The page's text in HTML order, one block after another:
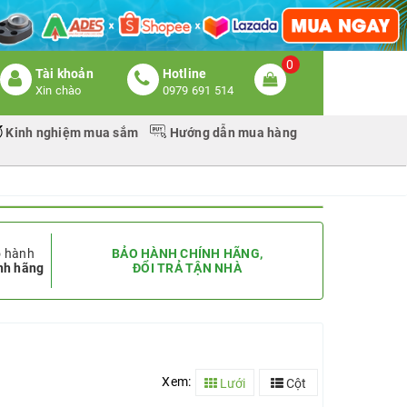
Tài khoản
Xin chào
Hotline
0979 691 514
0
Kinh nghiệm mua sắm Hướng dẫn mua hàng
hành
hãng
BẢO HÀNH CHÍNH HÃNG,
ĐỔI TRẢ TẬN NHÀ
Xem: Lưới Cột